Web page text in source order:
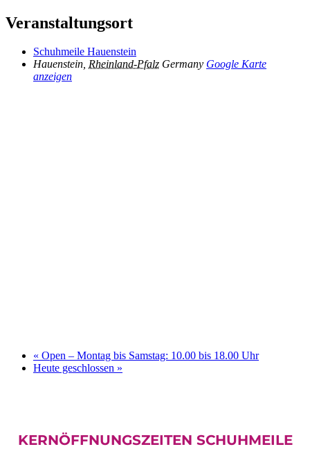
Veranstaltungsort
Schuhmeile Hauenstein
Hauenstein, Rheinland-Pfalz Germany Google Karte
anzeigen
« Open – Montag bis Samstag: 10.00 bis 18.00 Uhr
Heute geschlossen »
KERNÖFFNUNGSZEITEN SCHUHMEILE